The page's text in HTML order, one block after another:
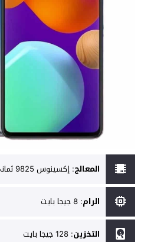
المعالج: إكسينوس 9825 ثماني النواة
الرام: 8 جيجا بايت
التخزين: 128 جيجا بايت